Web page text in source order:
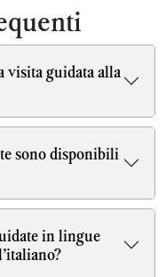
visita guidata alla
sono disponibili
in lingue